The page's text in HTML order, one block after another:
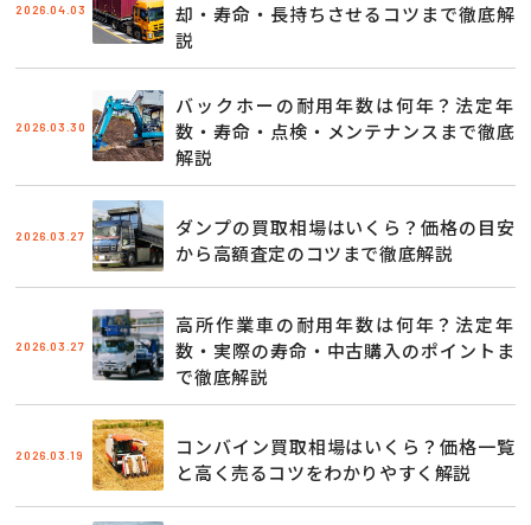
2026.04.03
却・寿命・長持ちさせるコツまで徹底解
説
2026.03.30
バックホーの耐用年数は何年？法定年
数・寿命・点検・メンテナンスまで徹底
解説
2026.03.27
ダンプの買取相場はいくら？価格の目安
から高額査定のコツまで徹底解説
2026.03.27
高所作業車の耐用年数は何年？法定年
数・実際の寿命・中古購入のポイントま
で徹底解説
2026.03.19
コンバイン買取相場はいくら？価格一覧
と高く売るコツをわかりやすく解説